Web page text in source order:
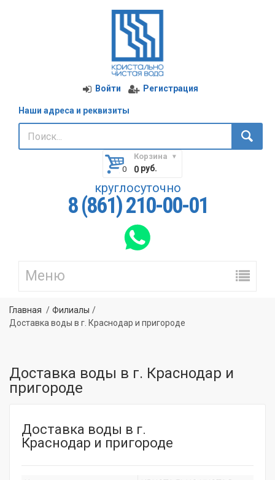
Войти Регистрация
Наши адреса и реквизиты
Корзина
0руб.
круглосуточно
8 (861) 210-00-01
Главная
Филиалы
Доставка воды в г. Краснодар и пригороде
Доставка воды в г. Краснодар и
пригороде
Доставка воды в г.
Краснодар и пригороде